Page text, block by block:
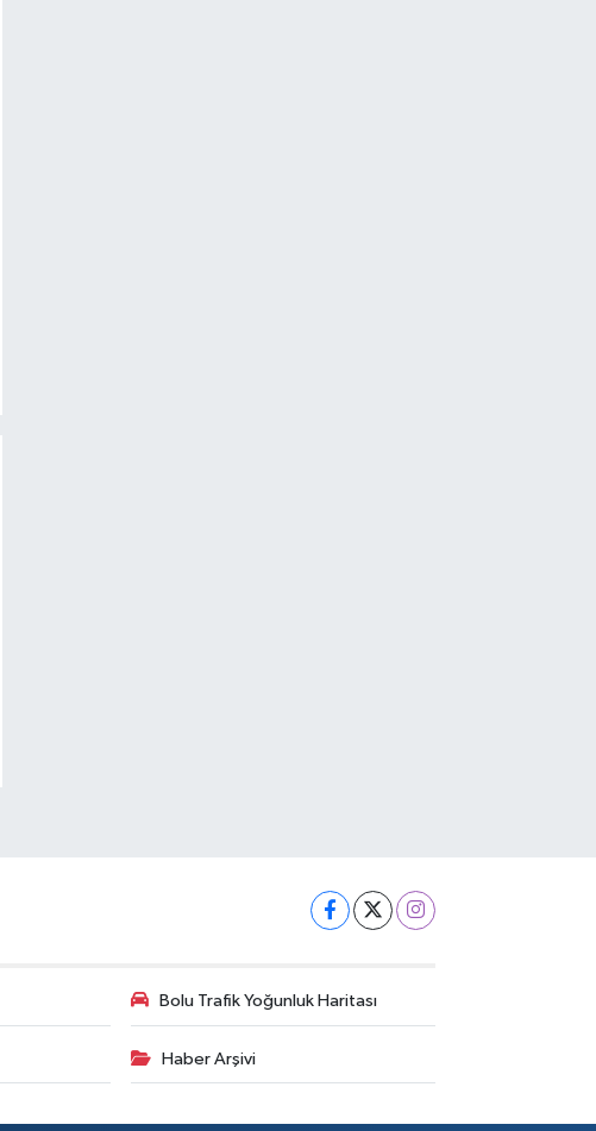
Bolu Trafik Yoğunluk Haritası
Haber Arşivi